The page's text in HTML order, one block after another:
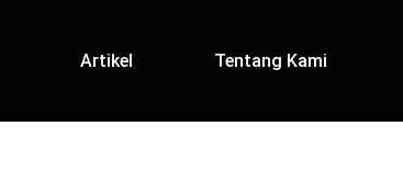
Artikel Tentang Kami